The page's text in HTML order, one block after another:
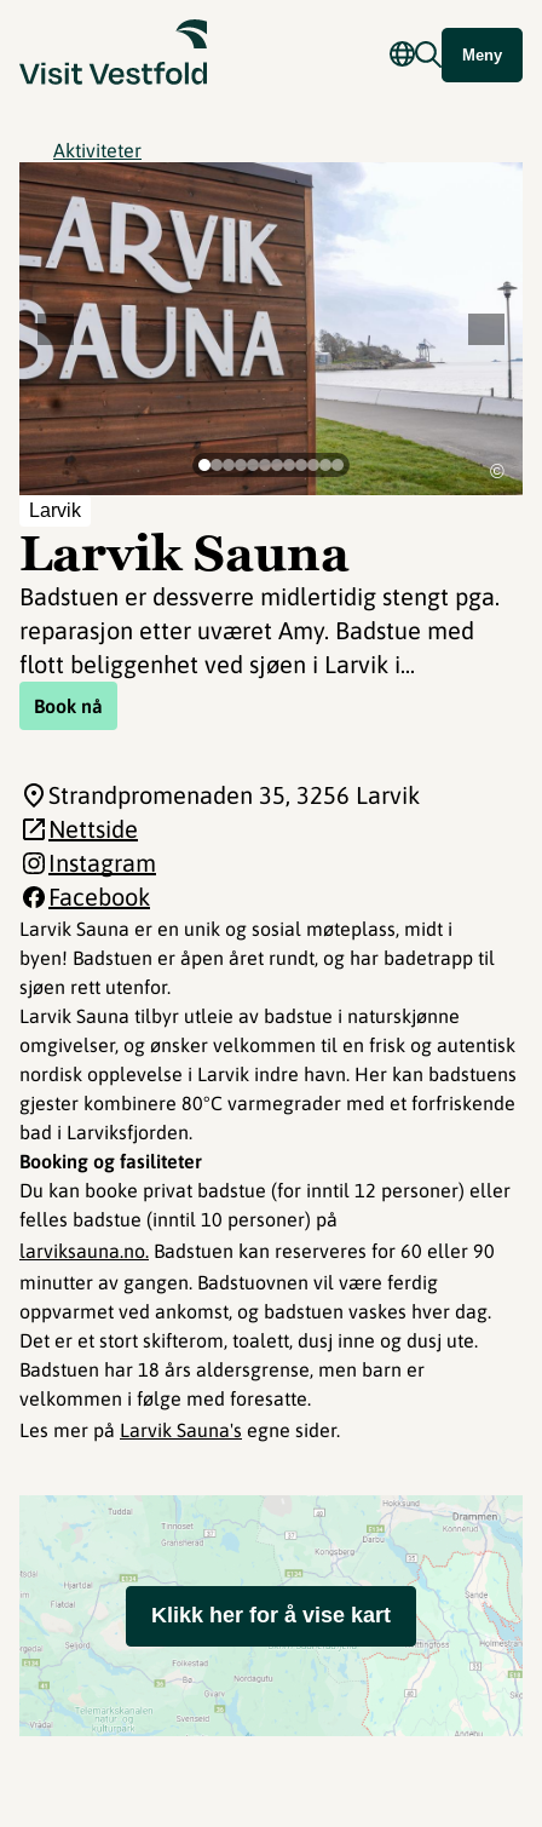
Meny
Aktiviteter
Larvik
Larvik Sauna
Badstuen er dessverre midlertidig stengt pga.
reparasjon etter uværet Amy. Badstue med
flott beliggenhet ved sjøen i Larvik i...
Book nå
©
Larvik Sauna er en unik og sosial møteplass, midt i
byen! Badstuen er åpen året rundt, og har badetrapp til
sjøen rett utenfor.
Larvik Sauna tilbyr utleie av badstue i naturskjønne
omgivelser, og ønsker velkommen til en frisk og autentisk
nordisk opplevelse i Larvik indre havn. Her kan badstuens
gjester kombinere 80°C varmegrader med et forfriskende
bad i Larviksfjorden.
Booking og fasiliteter
Du kan booke privat badstue (for inntil 12 personer) eller
felles badstue (inntil 10 personer) på
larviksauna.no. Badstuen kan reserveres for 60 eller 90
minutter av gangen. Badstuovnen vil være ferdig
oppvarmet ved ankomst, og badstuen vaskes hver dag.
Det er et stort skifterom, toalett, dusj inne og dusj ute.
Badstuen har 18 års aldersgrense, men barn er
velkommen i følge med foresatte.
Les mer på Larvik Sauna's egne sider.
Strandpromenaden 35, 3256 Larvik
Nettside
Instagram
Facebook
Klikk her for å vise kart